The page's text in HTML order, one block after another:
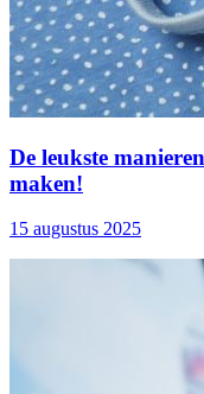
De leukste
maken!
15 augustus 2025